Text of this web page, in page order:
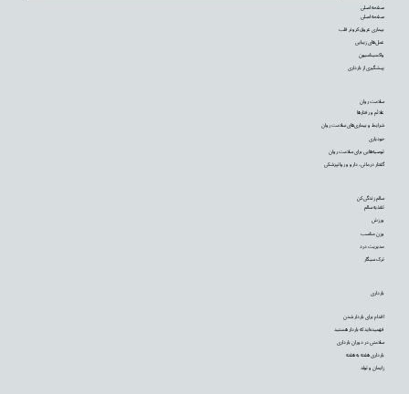
بارداری
اقدام برای باردار شدن
فهمیده‌اید که باردار هستید
سلامتی در دوران بارداری
بارداری هفته به هفته
زایمان و تولد
سالم زندگی کن
تغذیه سالم
ورزش
وزن مناسب
مدیریت درد
ترک سیگار
سلامت روان
علائم و رفتارها
شرایط و بیماری‌های سلامت روان
خودیاری
توصیه‌‌هایی برای سلامت روان
گفتار درمانی، دارو و روانپزشکی
صفحه اصلی
صفحه اصلی
بیماری عروق کرونر قلب
عمل‌های زیبایی
واکسیناسیون
پیشگیری از بارداری